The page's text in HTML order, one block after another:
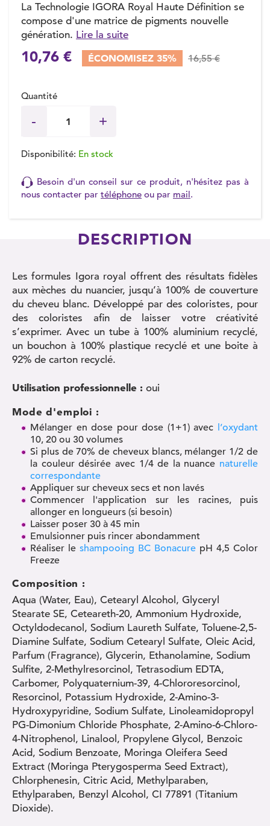
La Technologie IGORA Royal Haute Définition se
compose d'une matrice de pigments nouvelle
génération. Lire la suite
10,76 € ÉCONOMISEZ 35% 16,55 €
Quantité
Disponibilité: En stock
Besoin d'un conseil sur ce produit, n'hésitez pas à
nous contacter par téléphone ou par mail.
DESCRIPTION
Les formules Igora royal offrent des résultats fidèles
aux mèches du nuancier, jusqu’à 100% de couverture
du cheveu blanc. Développé par des coloristes, pour
des coloristes afin de laisser votre créativité
s’exprimer. Avec un tube à 100% aluminium recyclé,
un bouchon à 100% plastique recyclé et une boite à
92% de carton recyclé.
Utilisation professionnelle : oui
Mode d'emploi :
Mélanger en dose pour dose (1+1) avec l’oxydant
10, 20 ou 30 volumes
Si plus de 70% de cheveux blancs, mélanger 1/2 de
la couleur désirée avec 1/4 de la nuance naturelle
correspondante
Appliquer sur cheveux secs et non lavés
Commencer l'application sur les racines, puis
allonger en longueurs (si besoin)
Laisser poser 30 à 45 min
Emulsionner puis rincer abondamment
Réaliser le shampooing BC Bonacure pH 4,5 Color
Freeze
Composition :
Aqua (Water, Eau), Cetearyl Alcohol, Glyceryl
Stearate SE, Ceteareth-20, Ammonium Hydroxide,
Octyldodecanol, Sodium Laureth Sulfate, Toluene-2,5-
Diamine Sulfate, Sodium Cetearyl Sulfate, Oleic Acid,
Parfum (Fragrance), Glycerin, Ethanolamine, Sodium
Sulfite, 2-Methylresorcinol, Tetrasodium EDTA,
Carbomer, Polyquaternium-39, 4-Chlororesorcinol,
Resorcinol, Potassium Hydroxide, 2-Amino-3-
Hydroxypyridine, Sodium Sulfate, Linoleamidopropyl
PG-Dimonium Chloride Phosphate, 2-Amino-6-Chloro-
4-Nitrophenol, Linalool, Propylene Glycol, Benzoic
Acid, Sodium Benzoate, Moringa Oleifera Seed
Extract (Moringa Pterygosperma Seed Extract),
Chlorphenesin, Citric Acid, Methylparaben,
Ethylparaben, Benzyl Alcohol, CI 77891 (Titanium
Dioxide).